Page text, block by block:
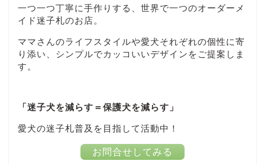
一つ一つ丁寧に手作りする、世界で一つのオーダーメ
イド迷子札のお店。
ママさんのライフスタイルや愛犬それぞれの個性に寄
り添い、シンプルでカッコいいデザインをご提案しま
す。
「迷子犬を減らす＝保護犬を減らす」
愛犬の迷子札普及を目指して活動中！
お問合せしてみる